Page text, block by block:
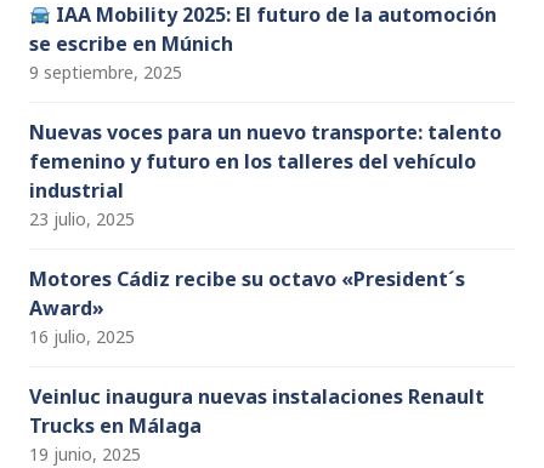
IAA Mobility 2025: El futuro de la automoción
se escribe en Múnich
9 septiembre, 2025
Nuevas voces para un nuevo transporte: talento
femenino y futuro en los talleres del vehículo
industrial
23 julio, 2025
Motores Cádiz recibe su octavo «President´s
Award»
16 julio, 2025
Veinluc inaugura nuevas instalaciones Renault
Trucks en Málaga
19 junio, 2025